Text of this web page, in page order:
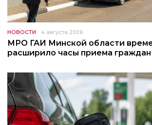
НОВОСТИ 4 августа 2026
МРО ГАИ Минской области
расширило часы приема граждан